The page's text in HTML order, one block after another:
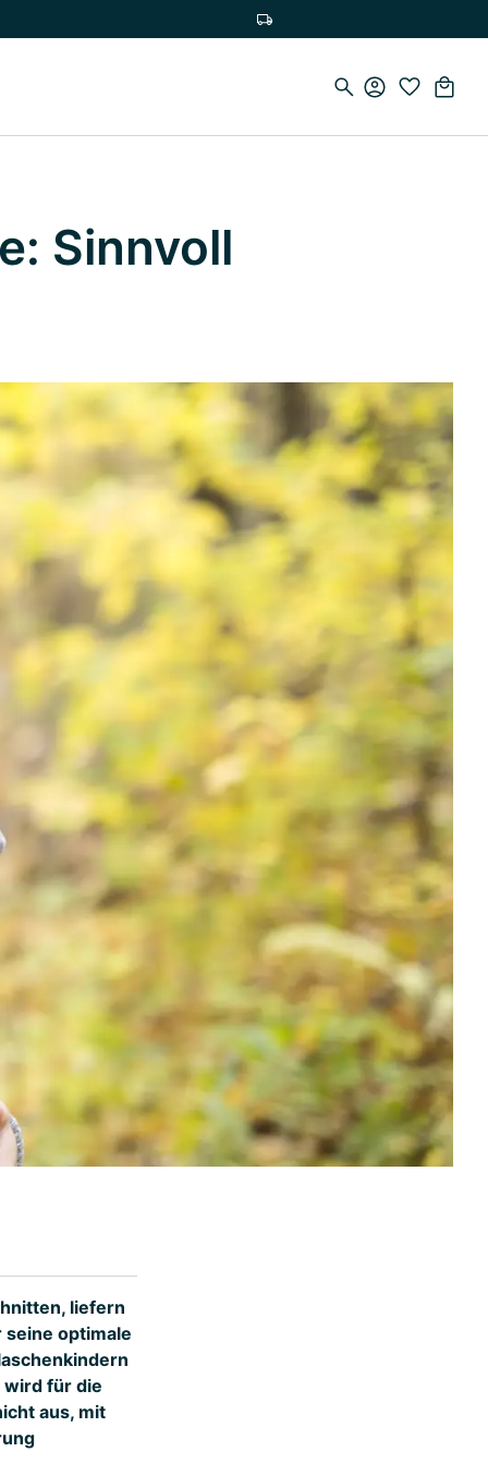
Sinnvoll
liefern
seine optimale
wird für die
aus, mit